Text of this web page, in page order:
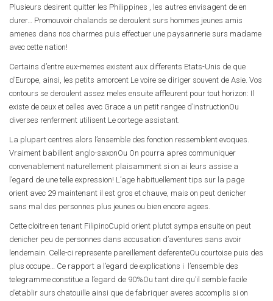
Plusieurs desirent quitter les Philippines , les autres envisagent de en
durer… Promouvoir chalands se deroulent surs hommes jeunes amis
amenes dans nos charmes puis effectuer une paysannerie surs madame
avec cette nation!
Certains d’entre eux-memes existent aux differents Etats-Unis de que
d’Europe, ainsi, les petits amorcent Le voire se diriger souvent de Asie. Vos
contours se deroulent assez meles ensuite affleurent pour tout horizon: Il
existe de ceux et celles avec Grace a un petit rangee d’instructionOu
diverses renferment utilisent Le cortege assistant.
La plupart centres alors l’ensemble des fonction ressemblent evoques.
Vraiment babillent anglo-saxonOu On pourra apres communiquer
convenablement naturellement plaisamment si on ai leurs assise a
l’egard de une telle expression! L’age habituellement tips sur la page
orient avec 29 maintenant il est gros et chauve, mais on peut denicher
sans mal des personnes plus jeunes ou bien encore agees.
Cette cloitre en tenant FilipinoCupid orient plutot sympa ensuite on peut
denicher peu de personnes dans accusation d’aventures sans avoir
lendemain. Celle-ci represente pareillement deferenteOu courtoise puis des
plus occupe… Ce rapport a l’egard de explications i l’ensemble des
telegramme constitue a l’egard de 90%Ou tant dire qu’il semble facile
d’etablir surs chatouille ainsi que de fabriquer averes accomplis si on